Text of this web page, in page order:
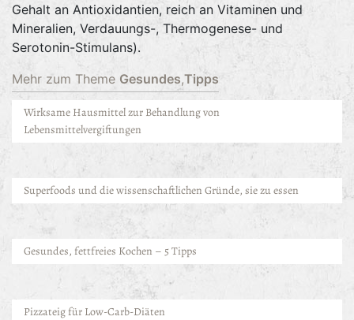
Gehalt an Antioxidantien, reich an Vitaminen und
Mineralien, Verdauungs-, Thermogenese- und
Serotonin-Stimulans).
Mehr zum Theme Gesundes,Tipps
Wirksame Hausmittel zur Behandlung von
Lebensmittelvergiftungen
Superfoods und die wissenschaftlichen Gründe, sie zu essen
Gesundes, fettfreies Kochen – 5 Tipps
Pizzateig für Low-Carb-Diäten